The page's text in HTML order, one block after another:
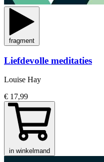
fragment
Liefdevolle meditaties
Louise Hay
€ 17,99
in winkelmand